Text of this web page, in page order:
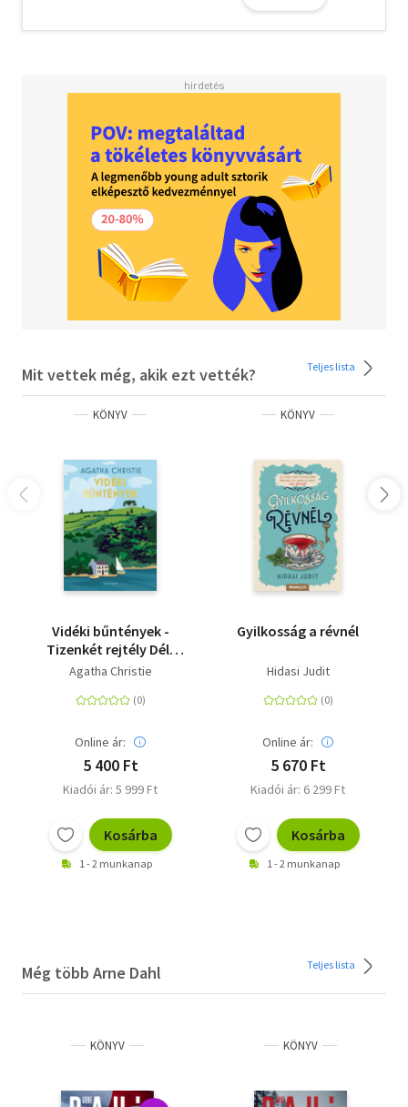
Olvasd el mások véleményét is!
Mit vettek még, akik ezt vették? Teljes lista
KÖNYV
Vidéki bűntények -
Tizenkét rejtély Dél-
Angliából
Agatha Christie
Online ár:
5 400 Ft
Kiadói ár: 5 999 Ft
Kosárba
1 - 2 munkanap
KÖNYV
Gyilkosság a révnél
Hidasi Judit
Online ár:
5 670 Ft
Kiadói ár: 6 299 Ft
Kosárba
1 - 2 munkanap
Még több Arne Dahl Teljes lista
KÖNYV KÖNYV